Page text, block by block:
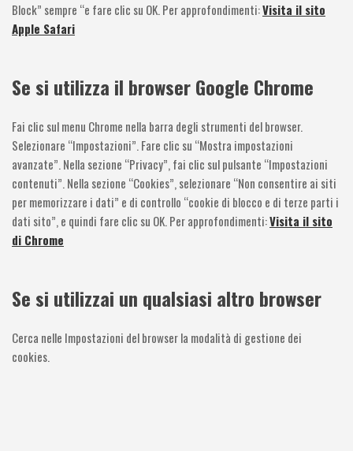
Block” sempre “e fare clic su OK. Per approfondimenti:Visita il sito
Apple Safari
Se si utilizza il browser Google Chrome
Fai clic sul menu Chrome nella barra degli strumenti del browser.
Selezionare “Impostazioni”. Fare clic su “Mostra impostazioni
avanzate”. Nella sezione “Privacy”, fai clic sul pulsante “Impostazioni
contenuti”. Nella sezione “Cookies”, selezionare “Non consentire ai siti
per memorizzare i dati” e di controllo “cookie di blocco e di terze parti i
dati sito”, e quindi fare clic su OK. Per approfondimenti:Visita il sito
di Chrome
Se si utilizzai un qualsiasi altro browser
Cerca nelle Impostazioni del browser la modalità di gestione dei
cookies.